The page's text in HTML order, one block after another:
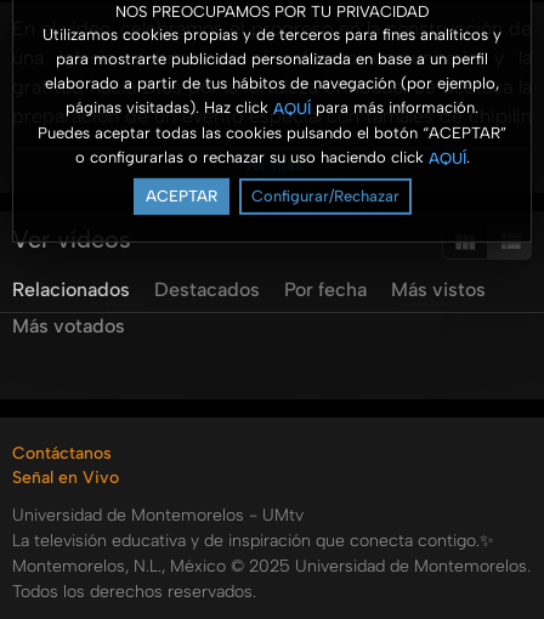
NOS PREOCUPAMOS POR TU PRIVACIDAD
Utilizamos cookies propias y de terceros para fines analíticos y
para mostrarte publicidad personalizada en base a un perfil
elaborado a partir de tus hábitos de navegación (por ejemplo,
páginas visitadas). Haz click AQUÍ para más información.
Puedes aceptar todas las cookies pulsando el botón “ACEPTAR”
o configurarlas o rechazar su uso haciendo click AQUÍ.
ACEPTAR Configurar/Rechazar
En el video, celebramos el progreso en la construcción de
una iglesia, subrayando el esfuerzo comunitario y la
gratitud hacia Dios por la fortaleza brindada. Se destaca la
preparación de un evento especial con tamales de chipilín
y frijol, invitando a la comunidad a unirse a la inauguración
del templo. Los niños participan activamente haciendo
invitaciones decorativas para el evento, destacando la
sino también el carácter y la vida espiritual de cada
persona. Los asistentes comparten experiencias y
un sentido de comunidad fortalecido.
Categorías:
Ver más
Ver vídeos
Relacionados Destacados Por fecha
Más vistos
Más votados
Contáctanos
Señal en Vivo
Universidad de Montemorelos - UMtv
La televisión educativa y de inspiración que conecta contigo.✨
Montemorelos, N.L., México © 2025 Universidad de Montemorelos.
Todos los derechos reservados.